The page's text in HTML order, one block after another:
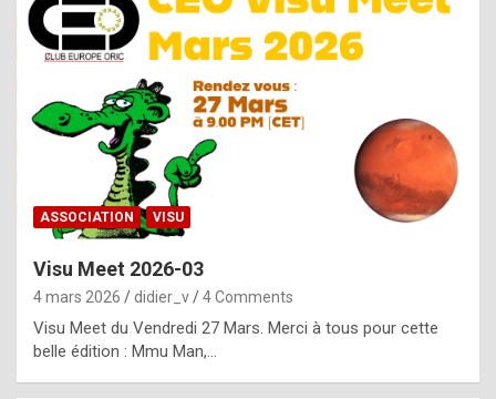
n
e
R
o
p
l
ASSOCIATION VISU
Visu Meet 2026-03
4 mars 2026 didier_v 4 Comments
Visu Meet du Vendredi 27 Mars. Merci à tous pour cette
belle édition : Mmu Man,…